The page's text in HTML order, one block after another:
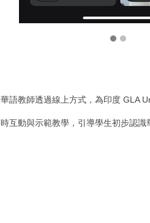
教師透過線上方式，為印度 GLA
互動與示範教學，引導學生初步認